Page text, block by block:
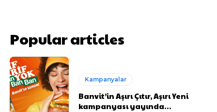
Popular articles
Kampanyalar
Banvit’in Aşırı Çıtır, Aşırı Yeni
kampanyası yayında…